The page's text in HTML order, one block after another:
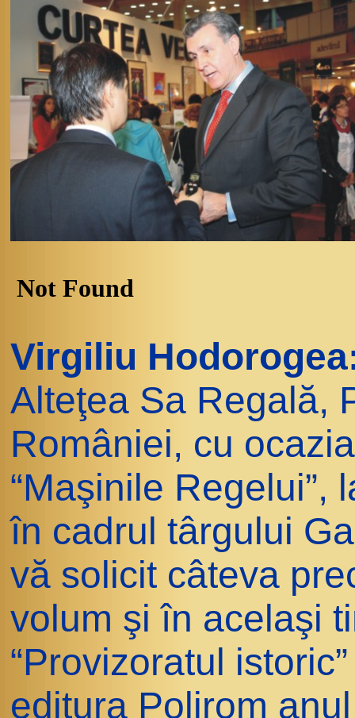
Virgiliu
Alteţea Sa Regală,
României, cu
“Maşinile Regelui”,
în cadrul târgului
vă solicit câteva
volum şi în acelaşi
“Provizoratul
editura Polirom